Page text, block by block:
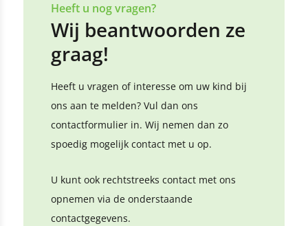
Heeft u nog vragen?
Wij beantwoorden ze
graag!
Heeft u vragen of interesse om uw kind bij
ons aan te melden? Vul dan ons
contactformulier in. Wij nemen dan zo
spoedig mogelijk contact met u op.
U kunt ook rechtstreeks contact met ons
opnemen via de onderstaande
contactgegevens.